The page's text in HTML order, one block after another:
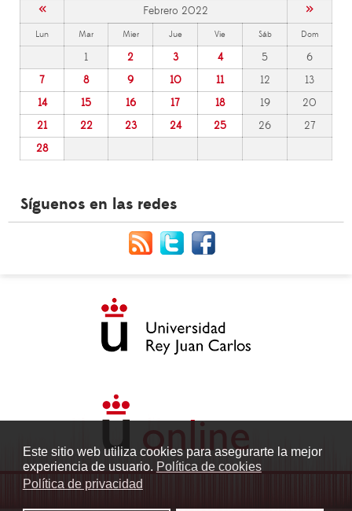
Este sitio web utiliza cookies para asegurarte la mejor
experiencia de usuario. Política de cookies
Política de privacidad
« Febrero 2022 »
Lun Mar Mier Jue Vie Sáb Dom
1 2 3 4 5
6
7
8 9 10 11 12
13
14
15 16 17 18 19
20
21
22 23 24 25 26
27
28
Síguenos en las redes